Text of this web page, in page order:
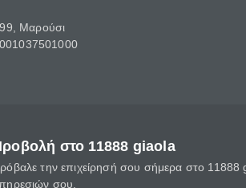
Μαρούσι
στο 11888 giaola
την επιχείρησή σου σήμερα στο 11888
σου.